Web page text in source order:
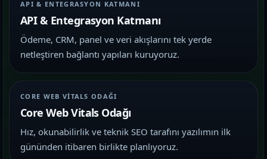
API & ENTEGRASYON KATMANI
API & Entegrasyon Katmanı
Ödeme, CRM, panel ve veri akışlarını tek yerde
netleştiren bağlantı yapıları kuruyoruz.
CORE WEB VITALS ODAĞI
Core Web Vitals Odağı
Hız, okunabilirlik ve teknik SEO tarafını yazılımın ilk
gününden itibaren birlikte planlıyoruz.